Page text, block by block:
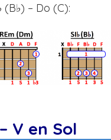
(B♭) – Do (C):
V en Sol